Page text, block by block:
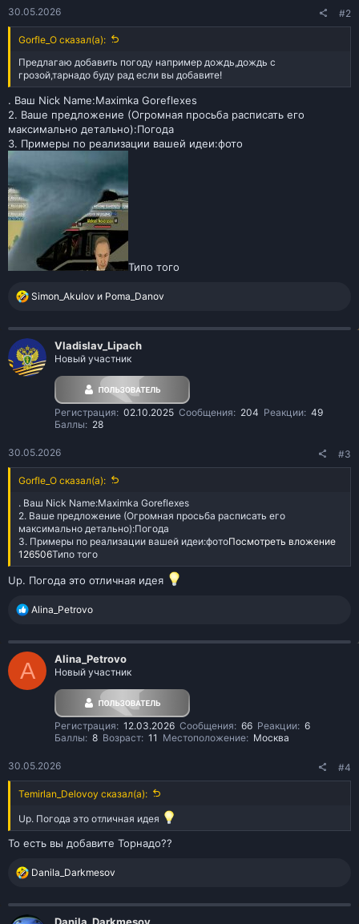
30.05.2026 #2
Gorfle_O сказал(а):
Предлагаю добавить погоду например дождь,дождь с
грозой,тарнадо буду рад если вы добавите!
. Ваш Nick Name:Maximka Goreflexes
2. Ваше предложение (Огромная просьба расписать его
максимально детально):Погода
3. Примеры по реализации вашей идеи:фото
Типо того
Р
к
ц
и
и
Simon_Akulov и Poma_Danov
Vladislav_Lipach
Новый участник
Регистрация 02.10.2025 Сообщения 204 Реакции 49
Баллы
28
30.05.2026 #3
Gorfle_O сказал(а):
. Ваш Nick Name:Maximka Goreflexes
2. Ваше предложение (Огромная просьба расписать его
максимально детально):Погода
3. Примеры по реализации вашей идеи:фотоПосмотреть вложение
126506Типо того
Up. Погода это отличная идея
Р
к
и
и
Alina_Petrovo
A Alina_Petrovo
Новый участник
Регистрация 12.03.2026 Сообщения 66 Реакции 6
Баллы
8 Возраст 11 Местоположение Москва
30.05.2026 #4
Temirlan_Delovoy сказал(а):
Up. Погода это отличная идея
То есть вы добавите Торнадо??
Р
к
Danila_Darkmesov